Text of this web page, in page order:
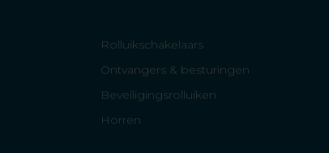
Rolluikschakelaars
Ontvangers & besturingen
Beveiligingsrolluiken
Horren